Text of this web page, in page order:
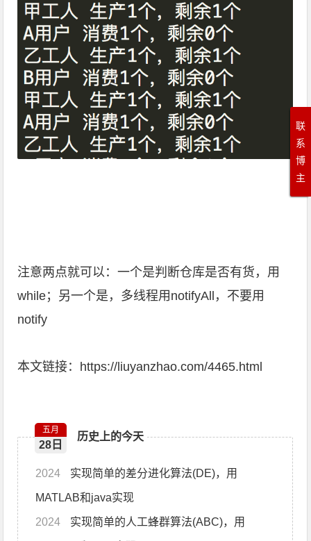
注意两点就可以：一个是判断仓库是否有货，用
while；另一个是，多线程用notifyAll，不要用
notify
本文链接： https://liuyanzhao.com/4465.html
历史上的今天
五月
28日
2024
MATLAB和java实现
2024
联
系
博
主